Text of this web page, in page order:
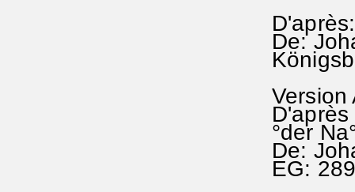
De:
Version
D'après
°der
De:
EG: